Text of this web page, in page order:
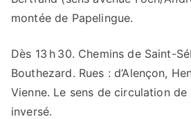
montée de Papelingue.
Dès 13 h 30. Chemins de Saint-
Bouthezard. Rues : d’Alençon,
Vienne. Le sens de circulation de
inversé.